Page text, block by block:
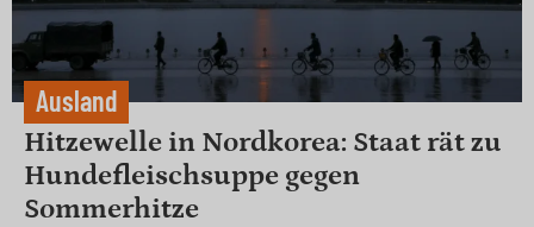
Ausland
Hitzewelle in Nordkorea: Staat rät zu
Hundefleischsuppe gegen
Sommerhitze